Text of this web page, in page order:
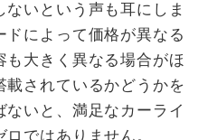
いという声も耳にしま
によって価格が異なる
大きく異なる場合がほ
載されているかどうかを
いと、満足なカーライ
ではありません。